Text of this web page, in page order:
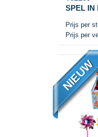
SPEL IN
Prijs per
Prijs per
NIEUW